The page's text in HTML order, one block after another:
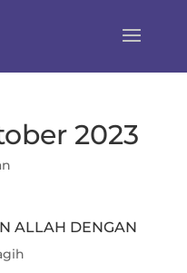
2023
ALLAH DENGAN